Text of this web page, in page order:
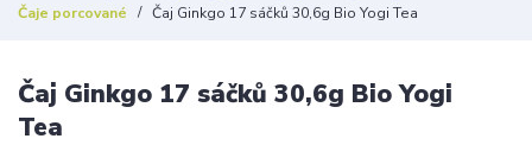
Čaje porcované
Čaj Ginkgo 17 sáčků 30,6g Bio Yogi Tea
Čaj Ginkgo 17 sáčků 30,6g Bio Yogi
Tea